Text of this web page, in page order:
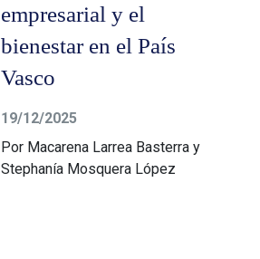
empresarial y el
bienestar en el País
Vasco
19/12/2025
Por Macarena Larrea Basterra y
Stephanía Mosquera López